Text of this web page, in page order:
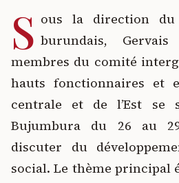
S ous la direction
burundais,
membres du comité
hauts fonctionnaires et
centrale et de l’Est se
Bujumbura du 26 au
discuter du
social. Le thème principal